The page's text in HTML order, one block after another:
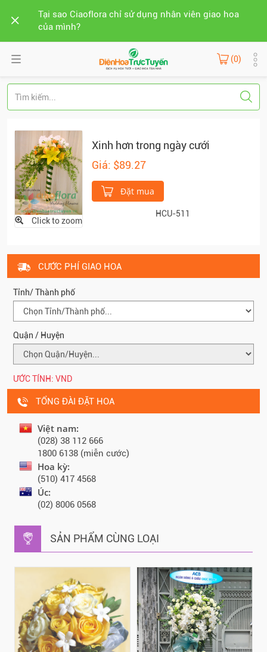
Tại sao Ciaoflora chỉ sử dụng nhân viên giao hoa
của mình?
(0)
Click to zoom
Xinh hơn trong ngày cưới
Giá: $89.27
Đặt mua
HCU-511
CƯỚC PHÍ GIAO HOA
Tỉnh/ Thành phố
Quận / Huyện
ƯỚC TÍNH: VND
TỔNG ĐÀI ĐẶT HOA
Việt nam:
(028) 38 112 666
1800 6138 (miễn cước)
Hoa kỳ:
(510) 417 4568
Úc:
(02) 8006 0568
SẢN PHẨM CÙNG LOẠI